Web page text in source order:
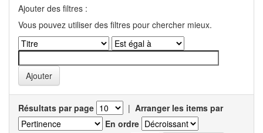
Ajouter des filtres :
Vous pouvez utiliser des filtres pour chercher mieux.
Résultats par page | Arranger les items par
En ordre